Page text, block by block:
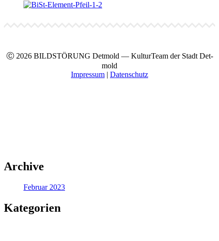
Ⓒ 2026 BILDSTÖRUNG Det­mold — Kul­turTeam der Stadt Det­
mold
Impres­sum | Daten­schutz
Archive
Februar 2023
Kategorien